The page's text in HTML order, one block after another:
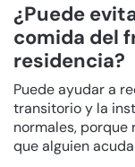
¿Puede
comida del
residencia?
Puede ayudar a
transitorio y la
normales, porque
que alguien